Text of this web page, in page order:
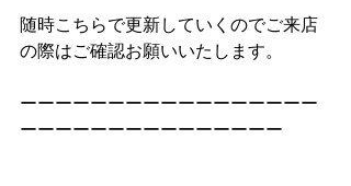
随時こちらで更新していくのでご来店
の際はご確認お願いいたします。
ーーーーーーーーーーーーーーーーー
ーーーーーーーーーーーーーーー